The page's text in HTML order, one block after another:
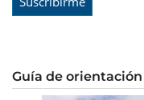
Guía de